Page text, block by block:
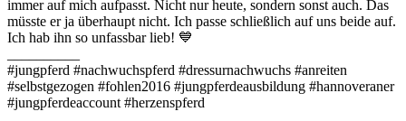
immer auf mich aufpasst. Nicht nur heute, sondern sonst auch. Das
müsste er ja überhaupt nicht. Ich passe schließlich auf uns beide auf.
Ich hab ihn so unfassbar lieb! 💙
#jungpferd #nachwuchspferd #dressurnachwuchs #anreiten
#selbstgezogen #fohlen2016 #jungpferdeausbildung #hannoveraner
#jungpferdeaccount #herzenspferd